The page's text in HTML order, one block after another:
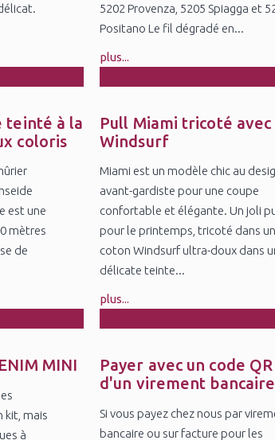
5202 Provenza, 5205 Spiagga et
Positano Le fil dégradé en...
plus...
teinté à la
coloris
est une
mètres
de
Feb
Pull Miami tricoté avec
Windsurf
Miami est un modèle chic au
avant-gardiste pour une coupe
confortable et élégante. Un joli
pour le printemps, tricoté dans un
coton Windsurf ultra-doux dans
délicate teinte...
plus...
MINI
kit, mais
à
Nov
Payer avec un code
d'un virement bancaire
Si vous payez chez nous par
bancaire ou sur facture pour les